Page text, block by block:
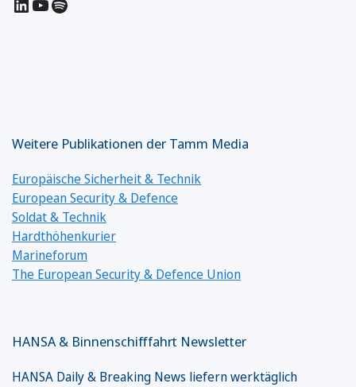
Weitere Publikationen der Tamm Media
Europäische Sicherheit & Technik
European Security & Defence
Soldat & Technik
Hardthöhenkurier
Marineforum
The European Security & Defence Union
HANSA & Binnenschifffahrt Newsletter
HANSA Daily & Breaking News liefern werktäglich